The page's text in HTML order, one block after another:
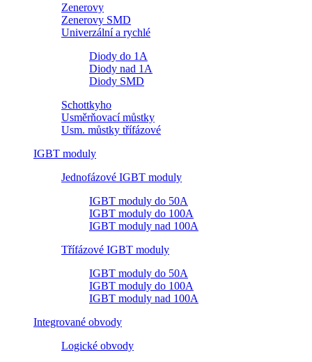
Zenerovy
Zenerovy SMD
Univerzální a rychlé
Diody do 1A
Diody nad 1A
Diody SMD
Schottkyho
Usměrňovací můstky
Usm. můstky třífázové
IGBT moduly
Jednofázové IGBT moduly
IGBT moduly do 50A
IGBT moduly do 100A
IGBT moduly nad 100A
Třífázové IGBT moduly
IGBT moduly do 50A
IGBT moduly do 100A
IGBT moduly nad 100A
Integrované obvody
Logické obvody